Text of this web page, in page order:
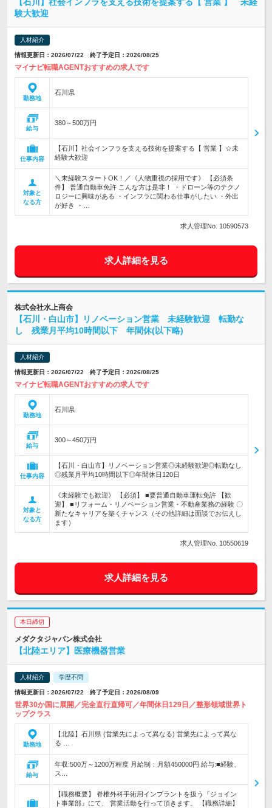
験大歓迎
人材紹介
情報更新日：2026/07/22 終了予定日：2026/08/25
マイナビ転職AGENTおすすめの求人です
勤務地
石川県
給与
380～500万円
仕事内容
【石川】社会インフラを支える技術を提案する【 営業 】☆未
経験大歓迎
対象と
なる方
＼未経験スタートOK！／《人物重視の採用です》 【必須条
件】 普通自動車免許 こんな方は是非！ ・ドローン等のテクノ
ロジーに興味がある ・インフラに関わる仕事がしたい ・外出
が好き ・…
求人管理No. 10590573
求人詳細を見る
株式会社水上商会
【石川・白山市】リノベーション営業 未経験歓迎 転勤な
し 残業月平均10時間以下 年間休(以下略)
人材紹介
情報更新日：2026/07/22 終了予定日：2026/08/25
マイナビ転職AGENTおすすめの求人です
勤務地
石川県
給与
300～450万円
仕事内容
【石川・白山市】リノベーション営業◎未経験歓迎◎転勤なし
◎残業月平均10時間以下◎年間休日120日
対象と
なる方
《未経験でも歓迎》 【必須】 ■要普通自動車運転免許 【歓
迎】 ■リフォーム・リノベーション営業・不動産業務の経験 〇
新たなキャリアを築くチャンス（その他詳細は面談でお伝えし
ます）
求人管理No. 10550619
求人詳細を見る
本日締切
メダクタジャパン株式会社
【北陸エリア】医療機器営業
人材紹介 学歴不問
情報更新日：2026/07/22 終了予定日：2026/08/09
世界30か国に展開／完全直行直帰可／年間休日129日／整形領域世界ト
ップクラス
勤務地
【北陸】石川県 (営業先によって異なる) 営業先によって異な
る …
給与
年収:500万～1200万程度 月給制：月額450000円 給与:■経験、
ス…
【職務概要】 脊椎外科手術用インプラントを扱う『ジョイン
ト事業部』にて、 営業活動を行って頂きます。 【職務詳細】